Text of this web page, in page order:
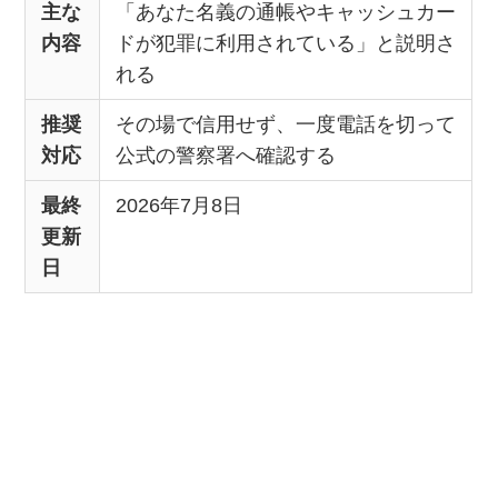
主な
内容
「あなた名義の通帳やキャッシュカー
ドが犯罪に利用されている」と説明さ
れる
推奨
対応
その場で信用せず、一度電話を切って
公式の警察署へ確認する
最終
更新
日
2026年7月8日